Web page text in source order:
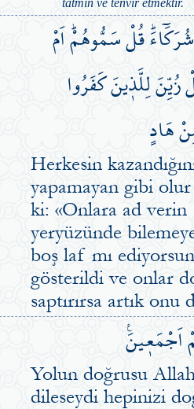
tatmin ve tenvir etmektir.
قُلْ سَمُّوهُمْۜ اَمْ
لِلَّذ۪ينَ كَفَرُوا
هَادٍ
Herkesin
yapamayan gibi
ki: «Onlara ad
yeryüzünde
boş laf mı
gösterildi ve onlar
saptırırsa artık
اَجْمَع۪ينَ۟
Yolun doğrusu
dileseydi hepinizi